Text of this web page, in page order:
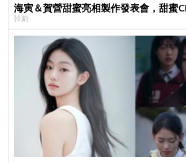
海寅＆賀營甜蜜亮相製作發表會，甜蜜
待
韓劇